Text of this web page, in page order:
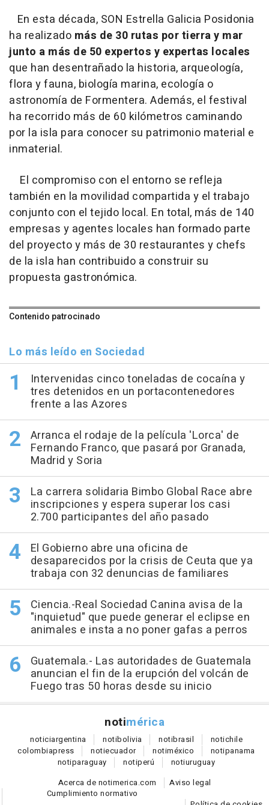
En esta década, SON Estrella Galicia Posidonia
ha realizado más de 30 rutas por tierra y mar
junto a más de 50 expertos y expertas locales
que han desentrañado la historia, arqueología,
flora y fauna, biología marina, ecología o
astronomía de Formentera. Además, el festival
ha recorrido más de 60 kilómetros caminando
por la isla para conocer su patrimonio material e
inmaterial.
El compromiso con el entorno se refleja
también en la movilidad compartida y el trabajo
conjunto con el tejido local. En total, más de 140
empresas y agentes locales han formado parte
del proyecto y más de 30 restaurantes y chefs
de la isla han contribuido a construir su
propuesta gastronómica.
Contenido patrocinado
Lo más leído en Sociedad
Intervenidas cinco toneladas de cocaína y
tres detenidos en un portacontenedores
frente a las Azores
Arranca el rodaje de la película 'Lorca' de
Fernando Franco, que pasará por Granada,
Madrid y Soria
La carrera solidaria Bimbo Global Race abre
inscripciones y espera superar los casi
2.700 participantes del año pasado
El Gobierno abre una oficina de
desaparecidos por la crisis de Ceuta que ya
trabaja con 32 denuncias de familiares
Ciencia.-Real Sociedad Canina avisa de la
"inquietud" que puede generar el eclipse en
animales e insta a no poner gafas a perros
Guatemala.- Las autoridades de Guatemala
anuncian el fin de la erupción del volcán de
Fuego tras 50 horas desde su inicio
notimérica
noticiargentina notibolivia notibrasil notichile
colombiapress notiecuador notiméxico notipanama
notiparaguay notiperú notiuruguay
Acerca de notimerica.com
Aviso legal
Cumplimiento normativo